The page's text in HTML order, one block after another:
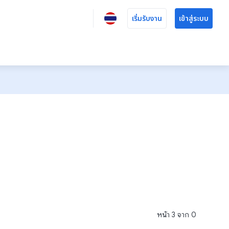
เริ่มรับงาน เข้าสู่ระบบ
หน้า 3 จาก 0